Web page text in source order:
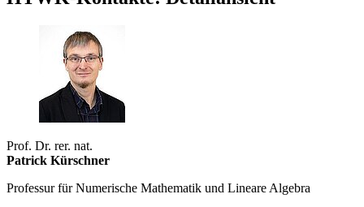
Prof. Dr. rer. nat.
Patrick Kürschner
Professur für Numerische Mathematik und Lineare Algebra